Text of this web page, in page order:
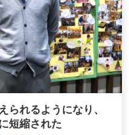
られるようになり、
短縮された